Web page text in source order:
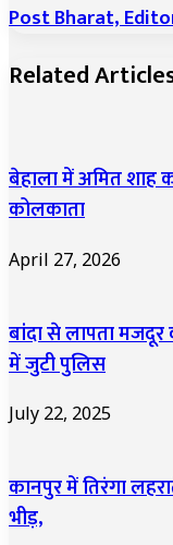
Post Bharat,
Related
बेहाला में अमित शाह
कोलकाता
April 27, 2026
बांदा से लापता
में जुटी पुलिस
July 22, 2025
कानपुर में तिरंगा
भीड़,